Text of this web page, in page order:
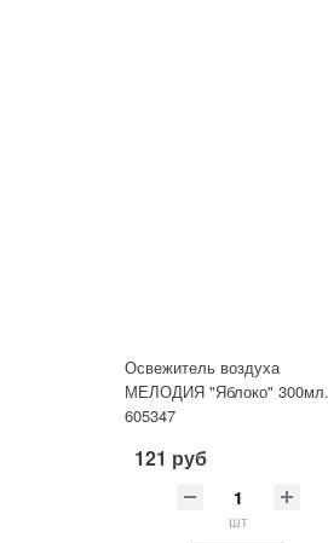
Освежитель воздуха
МЕЛОДИЯ "Яблоко" 300мл.
605347
121 руб
шт